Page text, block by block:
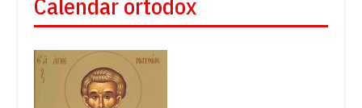
Calendar ortodox